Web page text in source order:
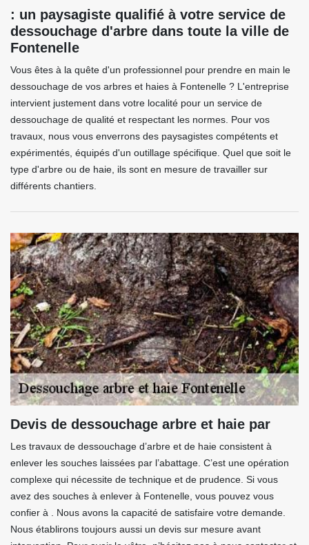
: un paysagiste qualifié à votre service de
dessouchage d'arbre dans toute la ville de
Fontenelle
Vous êtes à la quête d'un professionnel pour prendre en main le
dessouchage de vos arbres et haies à Fontenelle ? L'entreprise
intervient justement dans votre localité pour un service de
dessouchage de qualité et respectant les normes. Pour vos
travaux, nous vous enverrons des paysagistes compétents et
expérimentés, équipés d'un outillage spécifique. Quel que soit le
type d'arbre ou de haie, ils sont en mesure de travailler sur
différents chantiers.
Devis de dessouchage arbre et haie par
Les travaux de dessouchage d’arbre et de haie consistent à
enlever les souches laissées par l’abattage. C’est une opération
complexe qui nécessite de technique et de prudence. Si vous
avez des souches à enlever à Fontenelle, vous pouvez vous
confier à . Nous avons la capacité de satisfaire votre demande.
Nous établirons toujours aussi un devis sur mesure avant